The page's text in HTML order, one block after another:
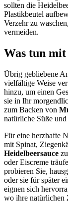
sollten die
Plastikbeutel
Verzehr zu
vermeiden.
Was tun mit
Übrig gebliebene
vielfältige Weise
hinzu, um einen
sie in Ihr
zum Backen von
natürliche Süße
Für eine herzhafte
mit Spinat,
Heidelbeersauce
oder Eiscreme
probieren Sie,
oder sie für später
eignen sich
wo ihre natürlichen